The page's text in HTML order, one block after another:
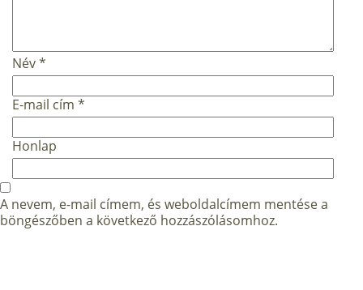
Név*
E-mail cím *
Honlap
A nevem, e-mail címem, és weboldalcímem mentése a
böngészőben a következő hozzászólásomhoz.